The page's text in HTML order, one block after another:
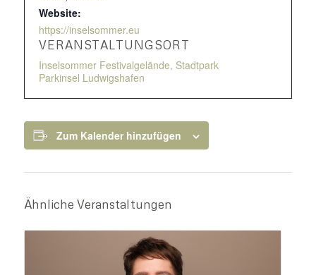
Website:
https://inselsommer.eu
VERANSTALTUNGSORT
Inselsommer Festivalgelände, Stadtpark
Parkinsel Ludwigshafen
Zum Kalender hinzufügen
Ähnliche Veranstaltungen